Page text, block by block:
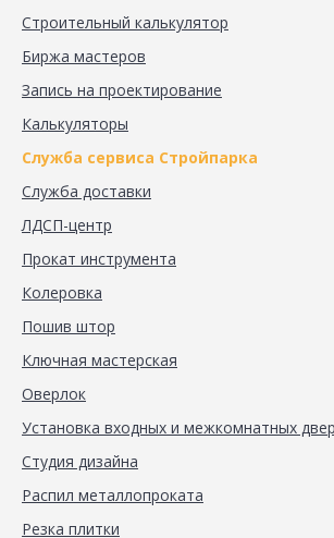
Строительный калькулятор
Биржа мастеров
Запись на проектирование
Калькуляторы
Служба сервиса Стройпарка
Служба доставки
ЛДСП-центр
Прокат инструмента
Колеровка
Пошив штор
Ключная мастерская
Оверлок
Установка входных и межкомнатных
Студия дизайна
Распил металлопроката
Резка плитки